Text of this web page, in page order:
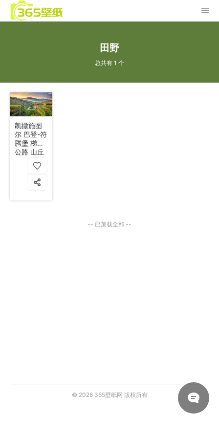
田野
总共有 1 个
凯撒施图
尔 巴登-符
腾堡 梯田
公路 山丘
绿植被 天
-- 已加载全部 --
© 2026 365壁纸网 版权所有